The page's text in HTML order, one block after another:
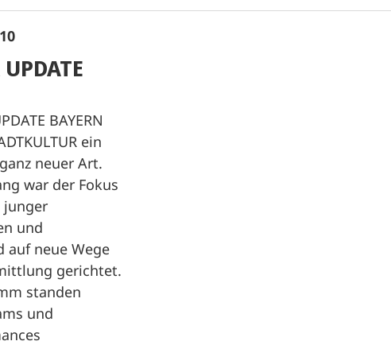
BAYERN
ein
neuer Art.
war der Fokus
junger
und
auf neue Wege
gerichtet.
standen
und